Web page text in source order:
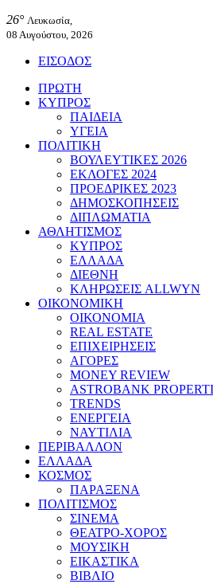
26° Λευκωσία,
08 Αυγούστου, 2026
ΕΙΣΟΔΟΣ
ΠΡΩΤΗ
ΚΥΠΡΟΣ
ΠΑΙΔΕΙΑ
ΥΓΕΙΑ
ΠΟΛΙΤΙΚΗ
ΒΟΥΛΕΥΤΙΚΕΣ 2026
ΕΚΛΟΓΕΣ 2024
ΠΡΟΕΔΡΙΚΕΣ 2023
ΔΗΜΟΣΚΟΠΗΣΕΙΣ
ΔΙΠΛΩΜΑΤΙΑ
ΑΘΛΗΤΙΣΜΟΣ
ΚΥΠΡΟΣ
ΕΛΛΑΔΑ
ΔΙΕΘΝΗ
ΚΛΗΡΩΣΕΙΣ ALLWYN
ΟΙΚΟΝΟΜΙΚΗ
ΟΙΚΟΝΟΜΙΑ
REAL ESTATE
ΕΠΙΧΕΙΡΗΣΕΙΣ
ΑΓΟΡΕΣ
MONEY REVIEW
ASTROBANK
TRENDS
ΕΝΕΡΓΕΙΑ
ΝΑΥΤΙΛΙΑ
ΠΕΡΙΒΑΛΛΟΝ
ΕΛΛΑΔΑ
ΚΟΣΜΟΣ
ΠΑΡΑΞΕΝΑ
ΠΟΛΙΤΙΣΜΟΣ
ΣΙΝΕΜΑ
ΘΕΑΤΡΟ-ΧΟΡΟΣ
ΜΟΥΣΙΚΗ
ΕΙΚΑΣΤΙΚΑ
ΒΙΒΛΙΟ